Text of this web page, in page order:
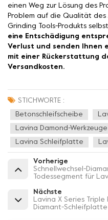
einen Weg zur Lösung des
Problem auf die Qualität
Grinding Tools-Produkts
eine Entschädigung
Verlust und senden Ihnen
mit einer Rückerstattung
Versandkosten.
STICHWORTE :
Betonschleifscheibe
Lavina Damond-Werkzeuge
Lavina Schleifplatte
Vorherige
Schnellwechsel-
Todessegment für
Nächste
Lavina X Series
Diamant-Schleifplatte